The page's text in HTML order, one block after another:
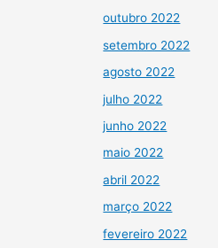
outubro 2022
setembro 2022
agosto 2022
julho 2022
junho 2022
maio 2022
abril 2022
março 2022
fevereiro 2022